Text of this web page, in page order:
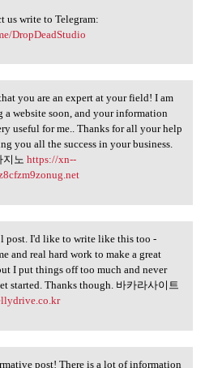
us write to Telegram:
DropDeadStudio
that you are an
you are an expert at your field! I am
a website soon, and your information
useful for me.. Thanks for all your help
you all the success in your business.
지노 https://xn--
post. I'd like to
post. I'd like to write like this too -
and real hard work to make a great
I put things off too much and never
started. Thanks though. 바카라사이트
post! There is a lot of information